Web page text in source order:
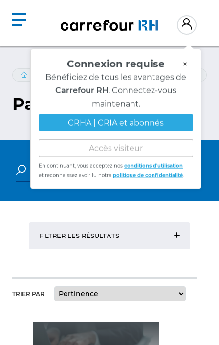
Connexion requise ×
Bénéficiez de tous les avantages de
Carrefour RH. Connectez-vous
maintenant.
CRHA | CRIA et abonnés
Accès visiteur
En continuant, vous acceptez nosconditions d'utilisation
et reconnaissez avoir lu notrepolitique de confidentialité.
RESSOURCES /REVUE-RH
Parutions
FILTRER LES RÉSULTATS
TRIER PAR